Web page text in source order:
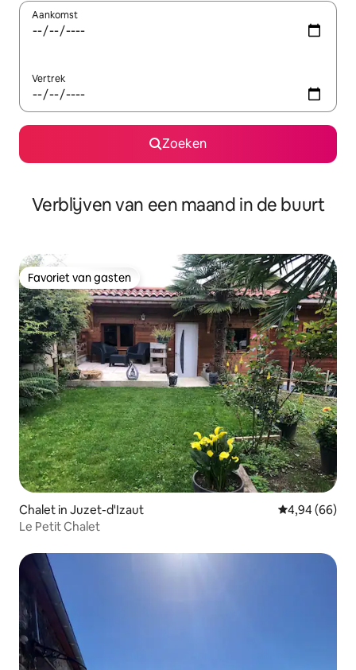
Aankomst
Vertrek
Zoeken
Verblijven van een maand in de buurt
Favoriet van gasten
Favoriet van gasten
Chalet in Juzet-d'Izaut Gemiddelde
4,94 (66)
Le Petit Chalet